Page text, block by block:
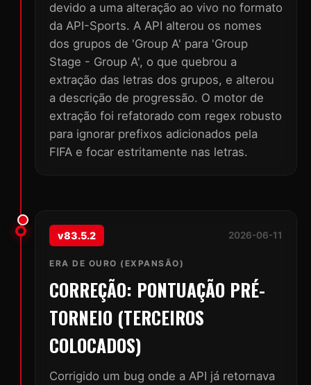
devido a uma alteração ao vivo no formato
da API-Sports. A API alterou os nomes
dos grupos de 'Group A' para 'Group
Stage - Group A', o que quebrou a
extração das letras dos grupos, e alterou
a descrição de progressão. O motor de
extração foi refatorado com regex robusto
para ignorar prefixos adicionados pela
FIFA e focar estritamente nas letras.
v83.5.2 2026-06-11
ERA DE OURO (EXPANSÃO)
CORREÇÃO: PONTUAÇÃO PRÉ-
TORNEIO (TERCEIROS
COLOCADOS)
Corrigido um bug onde a API já retornava